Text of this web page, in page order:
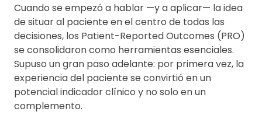
Cuando se empezó a hablar —y a aplicar— la idea
de situar al paciente en el centro de todas las
decisiones, los Patient-Reported Outcomes (PRO)
se consolidaron como herramientas esenciales.
Supuso un gran paso adelante: por primera vez, la
experiencia del paciente se convirtió en un
potencial indicador clínico y no solo en un
complemento.